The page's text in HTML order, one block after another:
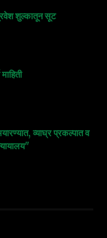
प्रवेश शुल्कातून सूट
व्याघ्र प्रकल्पात व